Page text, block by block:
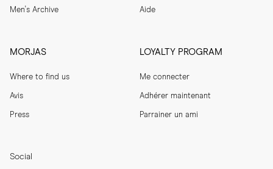
Men's Archive Aide
MORJAS
Where to find us
Avis
Press
LOYALTY PROGRAM
Me connecter
Adhérer maintenant
Parrainer un ami
Social